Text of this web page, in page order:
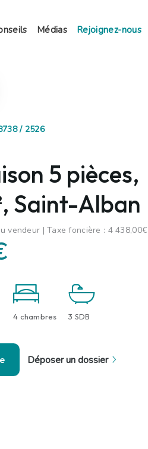
Médias Rejoignez-nous
/ 2526
5 pièces,
Saint-Alban
vendeur | Taxe foncière : 4 438,00€
4 chambres 3 SDB
Déposer un dossier